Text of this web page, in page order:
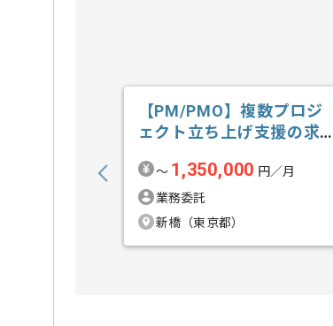
【PM/PMO】複数プロジ
ェクト立ち上げ支援の求
〜 1,350,000 円／月
業務委託
新橋（東京都）